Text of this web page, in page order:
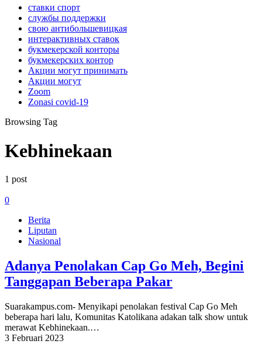
ставки спорт
службы поддержки
свою антибольшевицкая
интерактивных ставок
букмекерской конторы
букмекерских контор
Акции могут принимать
Акции могут
Zoom
Zonasi covid-19
Browsing Tag
Kebhinekaan
1 post
0
Berita
Liputan
Nasional
Adanya Penolakan Cap Go Meh, Begini
Tanggapan Beberapa Pakar
Suarakampus.com- Menyikapi penolakan festival Cap Go Meh
beberapa hari lalu, Komunitas Katolikana adakan talk show untuk
merawat Kebhinekaan.…
3 Februari 2023